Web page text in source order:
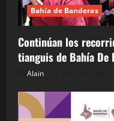
Bahía de Banderas
Continúan los
tianguis de Bahía De
Alain